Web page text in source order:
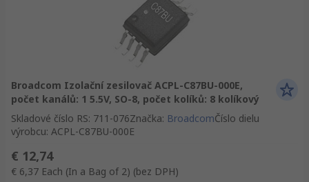
Broadcom Izolační zesilovač ACPL-C87BU-000E,
počet kanálů: 1 5.5V, SO-8, počet kolíků: 8 kolíkový
Skladové číslo RS: 711-076Značka: BroadcomČíslo dielu
výrobcu: ACPL-C87BU-000E
€ 12,74
€ 6,37 Each (In a Bag of 2) (bez DPH)